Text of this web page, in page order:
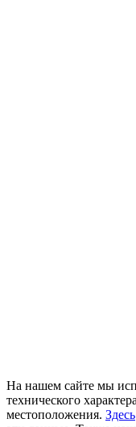
На нашем сайте мы
технического
местоположения. Здесь